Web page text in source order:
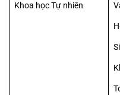
Khoa học Tự nhiên